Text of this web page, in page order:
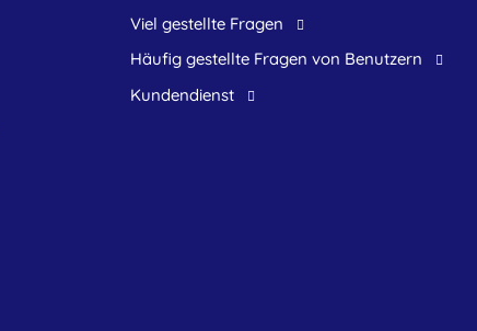
Viel gestellte Fragen
Häufig gestellte Fragen von Benutzern
Kundendienst